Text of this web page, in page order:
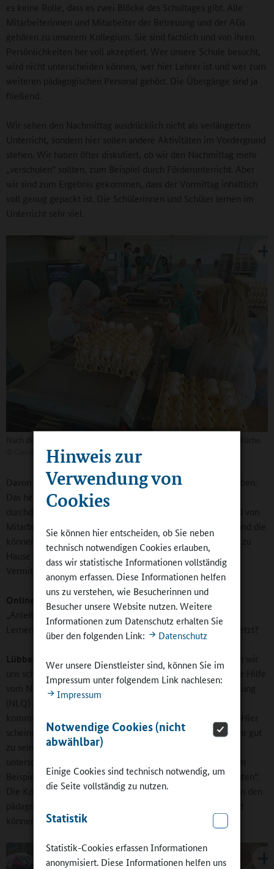
Hinweis zur
Verwendung von
Cookies
Sie können hier entscheiden, ob Sie neben
technisch notwendigen Cookies erlauben,
dass wir statistische Informationen vollständig
anonym erfassen. Diese Informationen helfen
uns zu verstehen, wie Besucherinnen und
Besucher unsere Website nutzen. Weitere
Informationen zum Datenschutz erhalten Sie
über den folgenden Link:
Datenschutz
Wer unsere Dienstleister sind, können Sie im
Impressum unter folgendem Link nachlesen:
Impressum
Notwendige Cookies (nicht
abwählbar)
Einige Cookies sind technisch notwendig, um
die Seite vollständig zu nutzen.
Statistik
Statistik-Cookies erfassen Informationen
anonymisiert. Diese Informationen helfen uns
es keine Rolle, dass es zwei Blöcke des Schultages gibt. Alle
Mitarbeiterinnen und Mitarbeiter der Betreuung und der AGs
gehören zu unserem Kollegium. Sie sind fachlich und von ihren
Persönlichkeiten her voll akzeptiert. Wer unsere Schule besucht,
wird nicht unterscheiden können, wer hier Lehrer ist und wer zum
weiteren pädagogischen Personal gehört. Die Übergänge sind ja
fließend.
Wir sehen den Nachmittag ausdrücklich nicht als verlängerten
Unterricht, sondern hier sollen andere Aktivitäten im Vordergrund
stehen. Wir haben öfter diskutiert, ob wir den Nachmittag mehr
„verschulen“ sollten, zum Beispiel durch Förderunterricht. Aber
wir sind zum Ergebnis gekommen, dass der Vormittag inhaltlich
voll genug gepackt ist. Die Schülerinnen und Schüler lernen im
Unterricht sehr viel.
Clemensschule Wesuwe
Davon soll sich der Nachmittag mit anderen Akzenten abheben.
Das heißt aber nicht, dass die Angebote nicht pädagogisch
durchdacht sind. Zum Beispiel unsere Steinzeit-AG: Sie wird von
Mitarbeitern des Archäologischen Museums durchgeführt, und die
können Dinge vermitteln, die auch im Sachkundeunterricht zu
Hause wären. Aber der Rahmen und die Art und Weise der
Vermittlung sind ganz anders.
Online-Redaktion:
Im Leitbild der Schule ist der Punkt
„Anleitung zum selbstständigen und eigenverantwortlichen
Lernen“ aufgeführt. Welche Methoden werden dazu eingesetzt?
Lübbers:
Über das Thema „Individuelle Förderung“ machen wir
uns schon lange Gedanken und haben uns dazu auch externe Hilfe
vom Niedersächsischen Landesinstitut für Qualitätsentwicklung
(NLQ) geholt. Wir haben uns jetzt entschieden, in den
kommenden Jahren verstärkt Lernwerkstätten einzusetzen. Hier
scheinen uns die Möglichkeiten selbstständigen Lernens sehr gut
zu sein. Die Schülerinnen und Schüler arbeiten in
unterschiedlichen Schwierigkeitsgraden an Themen wie zum
Beispiel in Englisch „Christmas“ oder in Deutsch an „Gedichten“.
Die Kolleginnen und Kollegen stellen die Lernwerkstätten in den
pädagogischen Konferenzen dem ganzen Kollegium vor und
können nach Bedarf von allen eingesetzt werden.